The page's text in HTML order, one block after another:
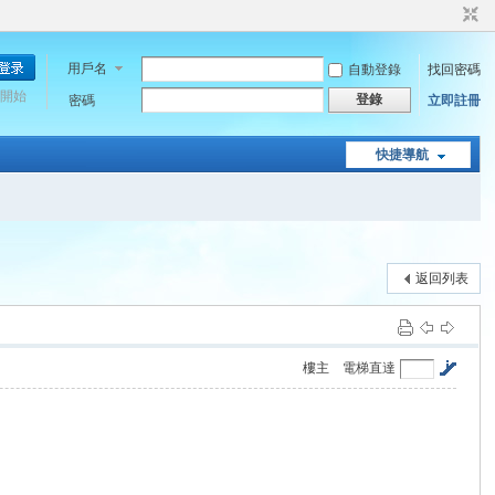
用戶名 自動登錄
找回密碼
密碼
登錄 立即註冊
始
快捷導航
返回列表
電梯直達
樓主